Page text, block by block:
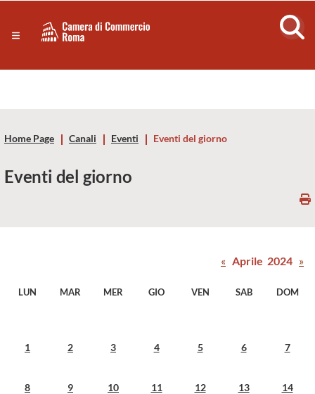
Servizi
Risorse Principali
Camera
Commercio
di
Roma
Roma
Home Page Canali Eventi Eventi del giorno
Eventi del giorno
LUN MAR MER GIO VEN SAB DOM
1 2 3 4 5 6 7
8 9 10 11 12 13 14
« Aprile 2024 »